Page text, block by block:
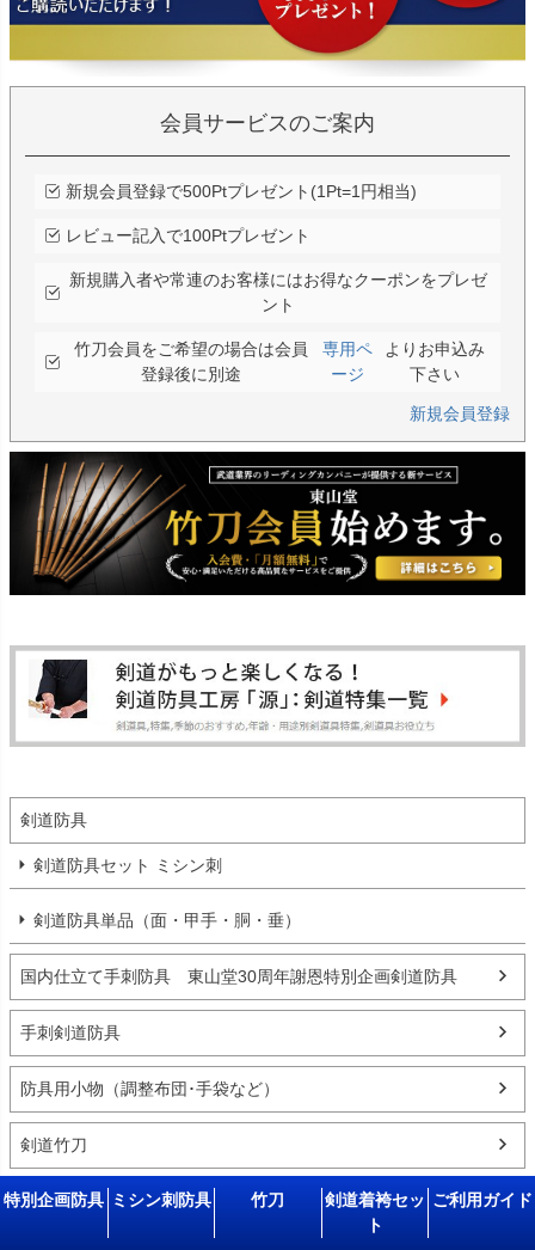
会員サービスのご案内
新規会員登録で500Ptプレゼント(1Pt=1円相当)
レビュー記入で100Ptプレゼント
新規購入者や常連のお客様にはお得なクーポンをプレゼ
ント
竹刀会員をご希望の場合は会員
登録後に別途
専用ペ
ージ
よりお申込み
下さい
新規会員登録
剣道防具
剣道防具セット ミシン刺
剣道防具単品（面・甲手・胴・垂）
国内仕立て手刺防具 東山堂30周年謝恩特別企画剣道防具
手刺剣道防具
防具用小物（調整布団･手袋など）
剣道竹刀
竹刀付属品
特別企画防具 ミシン刺防具 竹刀
剣道着袴セッ
ト
ご利用ガイド